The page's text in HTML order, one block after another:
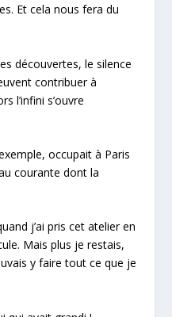
Et cela nous fera du
découvertes, le silence
contribuer à
l’infini s’ouvre
occupait à Paris
courante dont la
j’ai pris cet atelier en
Mais plus je restais,
y faire tout ce que je